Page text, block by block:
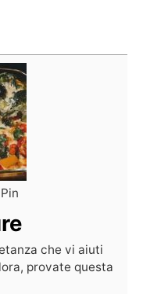
Pin
che vi aiuti
provate questa